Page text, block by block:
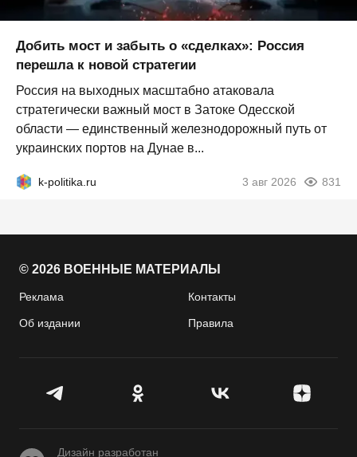
Добить мост и забыть о «сделках»: Россия
перешла к новой стратегии
Россия на выходных масштабно атаковала
стратегически важный мост в Затоке Одесской
области — единственный железнодорожный путь от
украинских портов на Дунае в...
k-politika.ru 3 авг 2026 831
© 2026 ВОЕННЫЕ МАТЕРИАЛЫ
Реклама Контакты
Об издании Правила